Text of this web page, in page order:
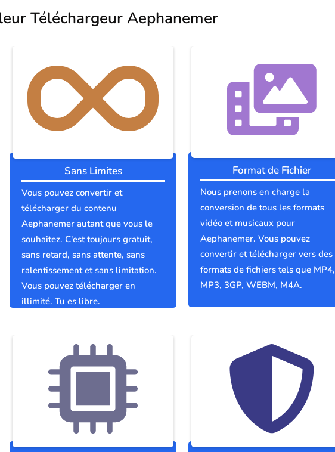
Téléchargeur Aephanemer
Sans Limites
Vous pouvez convertir et
télécharger du contenu
Aephanemer autant que vous le
souhaitez. C'est toujours gratuit,
sans retard, sans attente, sans
ralentissement et sans limitation.
Vous pouvez télécharger en
illimité. Tu es libre.
Format de Fichier
Nous prenons en charge la
conversion de tous les formats
vidéo et musicaux pour
Aephanemer. Vous pouvez
convertir et télécharger vers des
formats de fichiers tels que MP4,
MP3, 3GP, WEBM, M4A.